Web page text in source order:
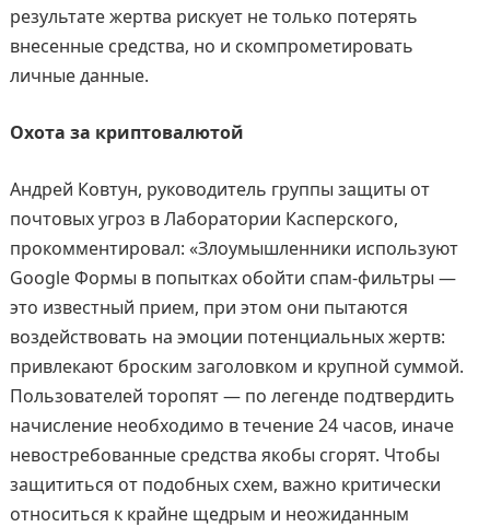
результате жертва рискует не только потерять
внесенные средства, но и скомпрометировать
личные данные.
Охота за криптовалютой
Андрей Ковтун, руководитель группы защиты от
почтовых угроз в Лаборатории Касперского,
прокомментировал: «Злоумышленники используют
Google Формы в попытках обойти спам-фильтры —
это известный прием, при этом они пытаются
воздействовать на эмоции потенциальных жертв:
привлекают броским заголовком и крупной суммой.
Пользователей торопят — по легенде подтвердить
начисление необходимо в течение 24 часов, иначе
невостребованные средства якобы сгорят. Чтобы
защититься от подобных схем, важно критически
относиться к крайне щедрым и неожиданным